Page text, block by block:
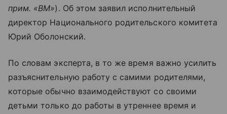
прим. «ВМ»). Об этом заявил исполнительный
директор Национального родительского комитета
Юрий Оболонский.
По словам эксперта, в то же время важно усилить
разъяснительную работу с самими родителями,
которые обычно взаимодействуют со своими
детьми только до работы в утреннее время и